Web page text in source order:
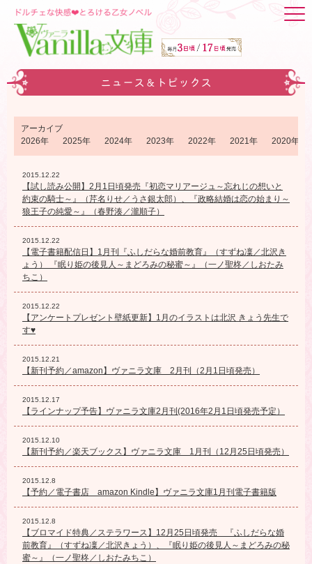
ニュース＆トピックス
アーカイブ
2026年
2025年 2024年 2023年 2022年 2021年 2020年
2015.12.22
【試し読み公開】2月1日頃発売『初恋マリアージュ～忘れじの想いと
約束の騎士～』（芹名りせ／うさ銀太郎）、『政略結婚は恋の始まり～
狼王子の純愛～』（春野湊／瀧順子）
2015.12.22
【電子書籍配信日】1月刊『ふしだらな婚前教育』（すずね凜／北沢き
ょう） 『眠り姫の後見人～まどろみの秘蜜～』（一ノ聖柊／しおたみ
ちこ）
2015.12.22
【アンケートプレゼント壁紙更新】1月のイラストは北沢 きょう先生で
す♥
2015.12.21
【新刊予約／amazon】ヴァニラ文庫 2月刊（2月1日頃発売）
2015.12.17
【ラインナップ予告】ヴァニラ文庫2月刊(2016年2月1日頃発売予定）
2015.12.10
【新刊予約／楽天ブックス】ヴァニラ文庫 1月刊（12月25日頃発売）
2015.12.8
【予約／電子書店 amazon Kindle】ヴァニラ文庫1月刊電子書籍版
2015.12.8
【ブロマイド特典／ステラワース】12月25日頃発売 『ふしだらな婚
前教育』（すずね凜／北沢きょう）、『眠り姫の後見人～まどろみの秘
蜜～』（一ノ聖柊／しおたみちこ）